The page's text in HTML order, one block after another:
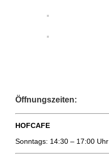
Öffnungszeiten:
HOFCAFE
Sonntags: 14:30 – 17:00 Uhr